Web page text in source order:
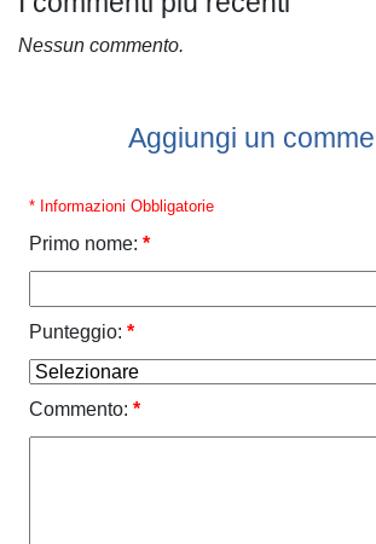
Nessun commento.
Aggiungi un
* Informazioni Obbligatorie
Primo nome: *
Punteggio: *
Commento: *